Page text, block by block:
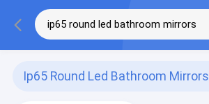
Ip65 Round Led Bathroom Mirrors